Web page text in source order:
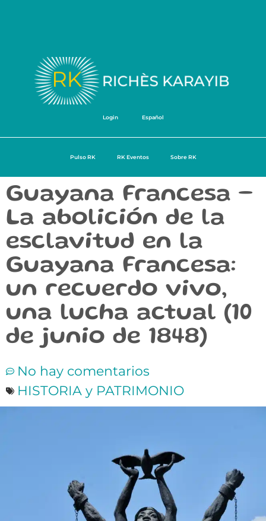
Login Español
Pulso RK RK Eventos Sobre RK
Guayana Francesa –
La abolición de la
esclavitud en la
Guayana Francesa:
un recuerdo vivo,
una lucha actual (10
de junio de 1848)
No hay comentarios
HISTORIA y PATRIMONIO